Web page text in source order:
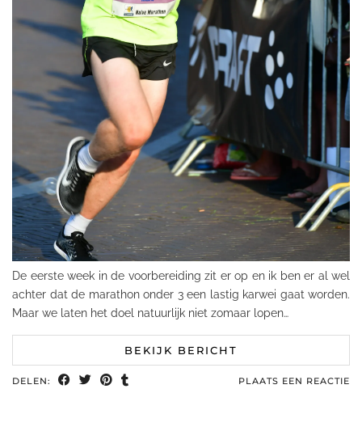
De eerste week in de voorbereiding zit er op en ik ben er al wel
achter dat de marathon onder 3 een lastig karwei gaat worden.
Maar we laten het doel natuurlijk niet zomaar lopen…
BEKIJK BERICHT
DELEN: PLAATS EEN REACTIE